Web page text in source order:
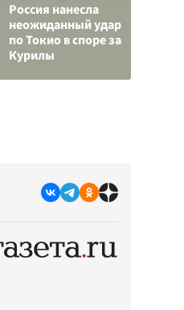
Россия нанесла
неожиданный удар
по Токио в споре за
Курилы